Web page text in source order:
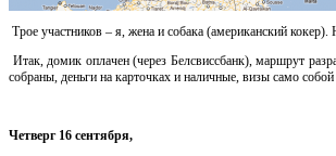
Трое участников – я, жена и собака (американский
Итак, домик оплачен (через Белсвиссбанк), маршрут
собраны, деньги на карточках и наличные, визы само
Четверг 16 сентября,